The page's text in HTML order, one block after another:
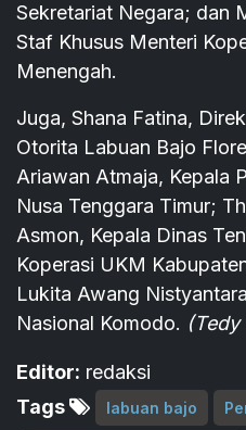
Sekretariat Negara; dan
Staf Khusus Menteri
Menengah.
Juga, Shana Fatina,
Otorita Labuan Bajo
Ariawan Atmaja, Kepala
Nusa Tenggara Timur;
Asmon, Kepala Dinas
Koperasi UKM
Lukita Awang
Nasional Komodo. (Tedy
Editor: redaksi
Tags
labuan bajo